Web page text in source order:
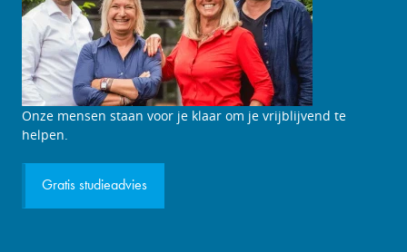
Studieadviesgesprek
aanvragen
Onze mensen staan voor je klaar om je vrijblijvend te
helpen.
Gratis studieadvies